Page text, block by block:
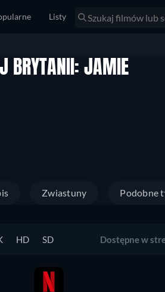
Listy
BRYTANII: JAMIE
Zwiastuny Podobne
HD SD Dostępne w